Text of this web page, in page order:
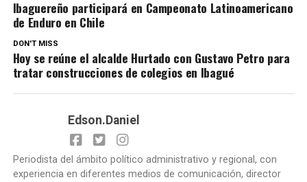
Ibaguereño participará en Campeonato Latinoamericano
de Enduro en Chile
DON'T MISS
Hoy se reúne el alcalde Hurtado con Gustavo Petro para
tratar construcciones de colegios en Ibagué
Edson.Daniel
Periodista del ámbito político administrativo y regional, con
experiencia en diferentes medios de comunicación, director